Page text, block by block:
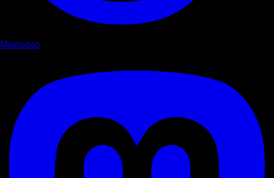
Mastodon